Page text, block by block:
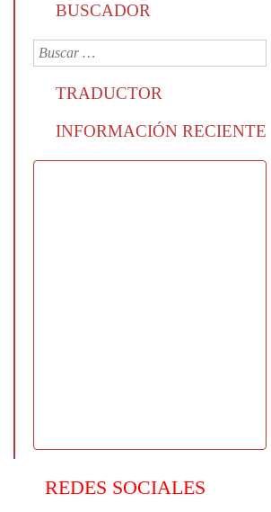
BUSCADOR
TRADUCTOR
INFORMACIÓN RECIENTE
REDES SOCIALES